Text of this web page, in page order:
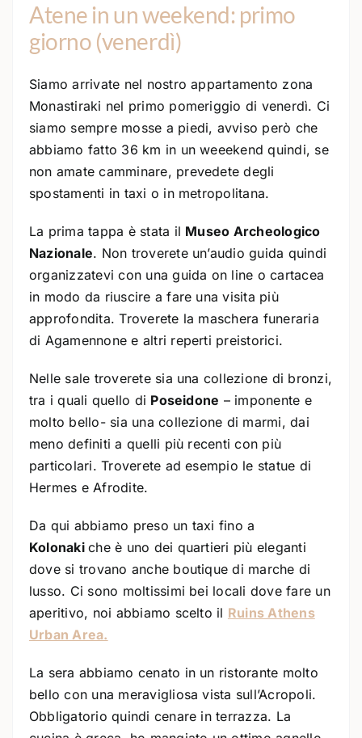
Atene in un weekend: primo
giorno (venerdì)
Siamo arrivate nel nostro appartamento zona
Monastiraki nel primo pomeriggio di venerdì. Ci
siamo sempre mosse a piedi, avviso però che
abbiamo fatto 36 km in un weeekend quindi, se
non amate camminare, prevedete degli
spostamenti in taxi o in metropolitana.
La prima tappa è stata il Museo Archeologico
Nazionale. Non troverete un’audio guida quindi
organizzatevi con una guida on line o cartacea
in modo da riuscire a fare una visita più
approfondita. Troverete la maschera funeraria
di Agamennone e altri reperti preistorici.
Nelle sale troverete sia una collezione di bronzi,
tra i quali quello di Poseidone – imponente e
molto bello- sia una collezione di marmi, dai
meno definiti a quelli più recenti con più
particolari. Troverete ad esempio le statue di
Hermes e Afrodite.
Da qui abbiamo preso un taxi fino a
Kolonakiche è uno dei quartieri più eleganti
dove si trovano anche boutique di marche di
lusso. Ci sono moltissimi bei locali dove fare un
aperitivo, noi abbiamo scelto il Ruins Athens
Urban Area.
La sera abbiamo cenato in un ristorante molto
bello con una meravigliosa vista sull’Acropoli.
Obbligatorio quindi cenare in terrazza. La